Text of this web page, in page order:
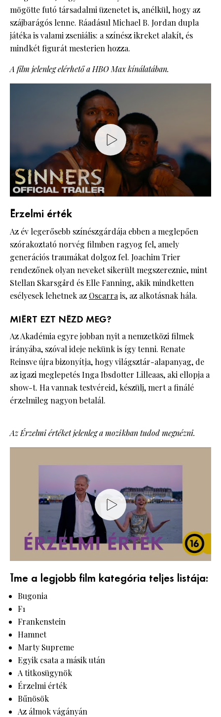
mögötte futó társadalmi üzenetet is, anélkül, hogy az
szájbarágós lenne. Ráadásul Michael B. Jordan dupla
játéka is valami zseniális: a színész ikreket alakít, és
mindkét figurát mesterien hozza.
A film jelenleg elérhető a HBO Max kínálatában.
Érzelmi érték
Az év legerősebb színészgárdája ebben a meglepően
szórakoztató norvég filmben ragyog fel, amely
generációs traumákat dolgoz fel. Joachim Trier
rendezőnek olyan neveket sikerült megszereznie, mint
Stellan Skarsgård és Elle Fanning, akik mindketten
esélyesek lehetnek az Oscarrais, az alkotásnak hála.
MIÉRT EZT NÉZD MEG?
Az Akadémia egyre jobban nyit a nemzetközi filmek
irányába, szóval ideje nekünk is így tenni. Renate
Reinsve újra bizonyítja, hogy világsztár-alapanyag, de
az igazi meglepetés Inga Ibsdotter Lilleaas, aki ellopja a
show-t. Ha vannak testvéreid, készülj, mert a finálé
érzelmileg nagyon betalál.
Az Érzelmi értéket jelenleg a mozikban tudod megnézni.
Íme a legjobb film kategória teljes listája:
Bugonia
F1
Frankenstein
Hamnet
Marty Supreme
Egyik csata a másik után
A titkosügynök
Érzelmi érték
Bűnösök
Az álmok vágányán